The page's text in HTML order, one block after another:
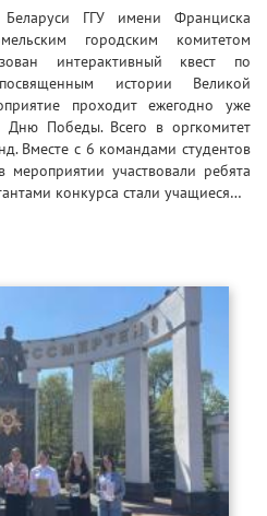
ГГУ имени Франциска
городским комитетом
интерактивный квест по
истории Великой
проходит ежегодно уже
Победы. Всего в оргкомитет
Вместе с 6 командами студентов
участвовали ребята
конкурса стали учащиеся…